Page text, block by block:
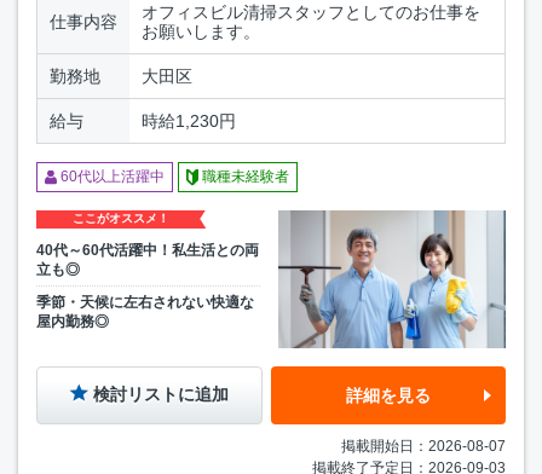
仕事内容
オフィスビル清掃スタッフとしてのお仕事を
お願いします。
勤務地 大田区
給与 時給1,230円
60代以上活躍中 職種未経験者
ここがオススメ！
40代～60代活躍中！私生活との両
立も◎
季節・天候に左右されない快適な
屋内勤務◎
検討リストに追加 詳細を見る
掲載開始日：2026-08-07
掲載終了予定日：2026-09-03